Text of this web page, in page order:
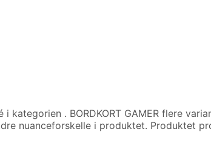
i kategorien . BORDKORT GAMER flere
nuanceforskelle i produktet. Produktet